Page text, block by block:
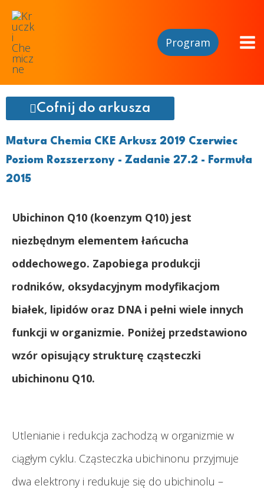
Program
Cofnij do arkusza
Matura Chemia CKE Arkusz 2019 Czerwiec
Poziom Rozszerzony - Zadanie 27.2 - Formuła
2015
Ubichinon Q10 (koenzym Q10) jest
niezbędnym elementem łańcucha
oddechowego. Zapobiega produkcji
rodników, oksydacyjnym modyfikacjom
białek, lipidów oraz DNA i pełni wiele innych
funkcji w organizmie. Poniżej przedstawiono
wzór opisujący strukturę cząsteczki
ubichinonu Q10.
Utlenianie i redukcja zachodzą w organizmie w
ciągłym cyklu. Cząsteczka ubichinonu przyjmuje
dwa elektrony i redukuje się do ubichinolu –